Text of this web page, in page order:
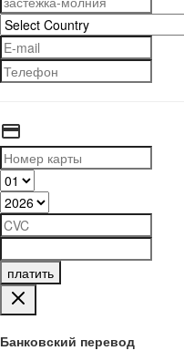
платить
Банковский перевод